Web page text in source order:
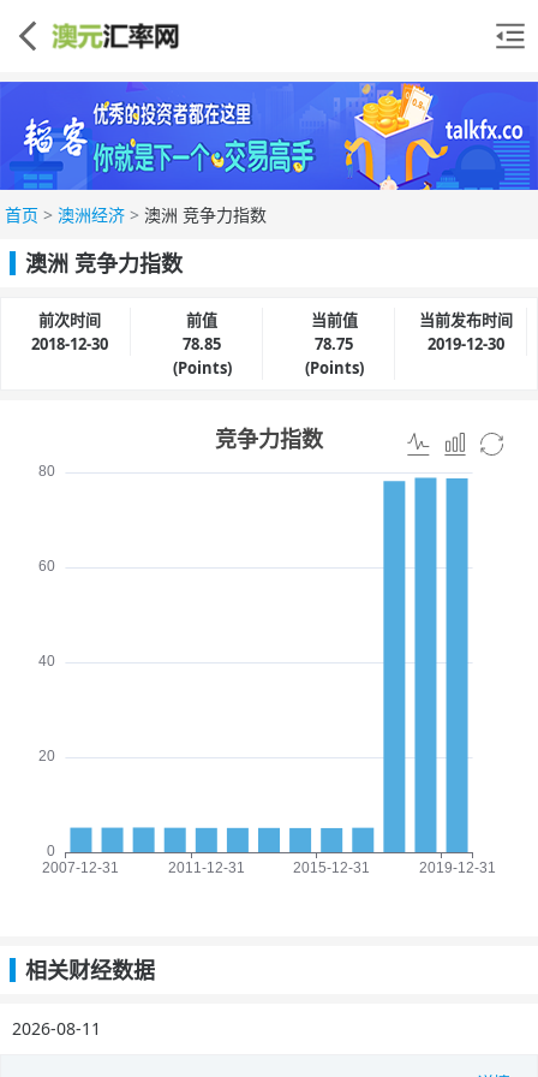
首页 > 澳洲经济 > 澳洲 竞争力指数
澳洲 竞争力指数
前次时间
2018-12-30
前值
78.85
(Points)
当前值
78.75
(Points)
当前发布时间
2019-12-30
相关财经数据
2026-08-11